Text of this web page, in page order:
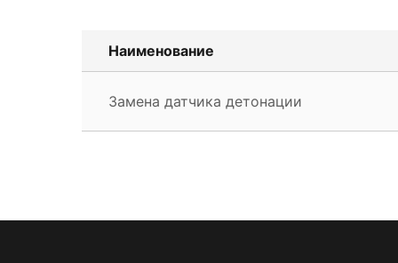
Наименование
Замена датчика детонации